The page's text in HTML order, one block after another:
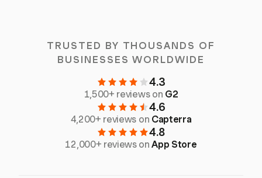
TRUSTED BY THOUSANDS OF
BUSINESSES WORLDWIDE
4.3
1,500+ reviews on G2
4.6
4,200+ reviews on Capterra
4.8
12,000+ reviews onApp Store